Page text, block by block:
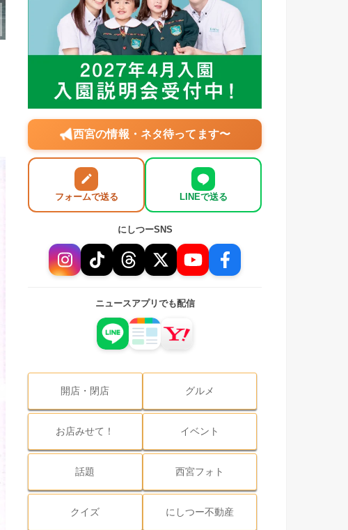
西宮の情報・ネタ待ってます〜
フォームで送る LINEで送る
にしつーSNS
ニュースアプリでも配信
開店・閉店 グルメ
お店みせて！ イベント
話題 西宮フォト
クイズ にしつー不動産